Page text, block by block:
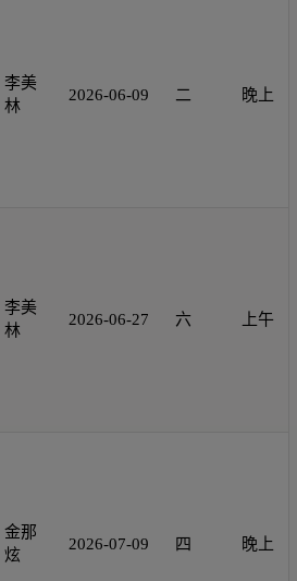
李美
林
2026-06-09 二 晚上
李美
林
2026-06-27 六 上午
金那
炫
2026-07-09 四 晚上